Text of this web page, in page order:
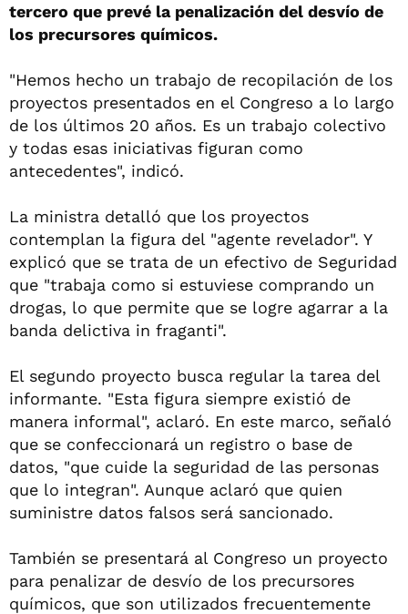
tercero que prevé la penalización del desvío de
los precursores químicos.
"Hemos hecho un trabajo de recopilación de los
proyectos presentados en el Congreso a lo largo
de los últimos 20 años. Es un trabajo colectivo
y todas esas iniciativas figuran como
antecedentes", indicó.
La ministra detalló que los proyectos
contemplan la figura del "agente revelador". Y
explicó que se trata de un efectivo de Seguridad
que "trabaja como si estuviese comprando un
drogas, lo que permite que se logre agarrar a la
banda delictiva in fraganti".
El segundo proyecto busca regular la tarea del
informante. "Esta figura siempre existió de
manera informal", aclaró. En este marco, señaló
que se confeccionará un registro o base de
datos, "que cuide la seguridad de las personas
que lo integran". Aunque aclaró que quien
suministre datos falsos será sancionado.
También se presentará al Congreso un proyecto
para penalizar de desvío de los precursores
químicos, que son utilizados frecuentemente